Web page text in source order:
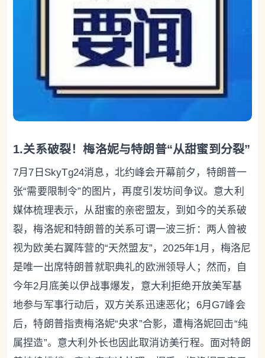
1.关系破裂！梅洛妮与特朗普“从甜蜜到分裂”
7月7日SkyTg24消息，北约峰会开幕前夕，特朗普一
张“需要限制令”的图片，再度引发坊间争议。意大利
媒体梳理表示，从甜蜜的亲密盟友，到如今的关系破
裂，梅洛妮和特朗普的关系可谓一波三折：两人曾被
视为欧美右翼阵营的“天然盟友”，2025年1月，梅洛尼
是唯一出席特朗普就职典礼的欧洲领导人；然而，自
今年2月底美以伊战事爆发，意大利拒绝开放美军基
地参与军事行动后，双方关系迅速恶化；6月G7峰会
后，特朗普指责梅洛妮“央求”合影，遭梅洛妮回击“纯
属捏造”。意大利外长也因此取消访美行程。面对特朗